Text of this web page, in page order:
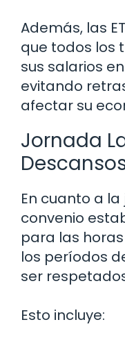
Además, las
que todos los
sus salarios
evitando
afectar su
Jornada
En cuanto a
convenio
para las
los períodos
ser
Esto incluye: